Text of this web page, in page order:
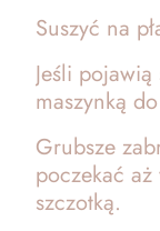
Suszyć na
Jeśli
maszynką
Grubsze
poczekać
szczotką.